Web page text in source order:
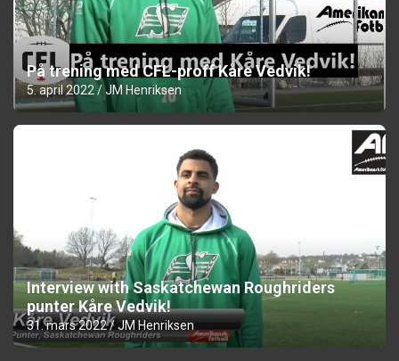
På trening med CFL-proff Kåre Vedvik!
5. april 2022 JM Henriksen
Interview with Saskatchewan Roughriders
punter Kåre Vedvik!
31. mars 2022 JM Henriksen